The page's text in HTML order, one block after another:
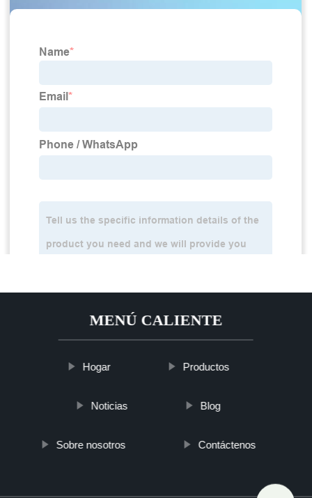
MENÚ CALIENTE
Hogar Productos
Noticias Blog
Sobre nosotros Contáctenos